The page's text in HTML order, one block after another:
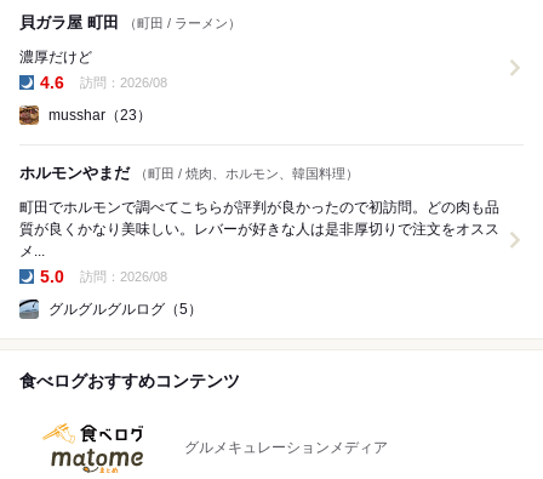
貝ガラ屋 町田 （町田 / ラーメン）
濃厚だけど
4.6 訪問：2026/08
musshar（23）
ホルモンやまだ （町田 / 焼肉、ホルモン、韓国料理）
町田でホルモンで調べてこちらが評判が良かったので初訪問。どの肉も品
質が良くかなり美味しい。レバーが好きな人は是非厚切りで注文をオスス
メ...
5.0 訪問：2026/08
グルグルグルログ（5）
食べログおすすめコンテンツ
グルメキュレーションメディア